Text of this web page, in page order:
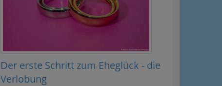
Der erste Schritt zum Eheglück - die
Verlobung